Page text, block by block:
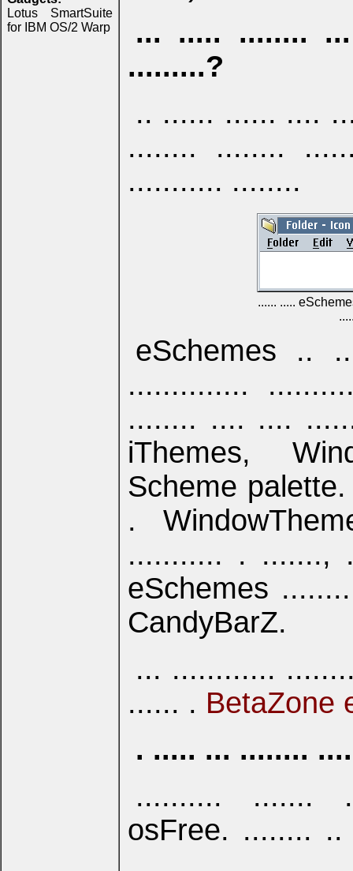
Lotus SmartSuite
for IBM OS/2 Warp
... ..... ........
.........?
.. ...... ...... ....
........ ........
........... ........
...... .....
eSchemes ..
..............
........ .... ....
iThemes,
Scheme
.
........... . .......,
eSchemes
CandyBarZ.
... ............
...... . BetaZone
. ..... ... ........
.......... .......
osFree. ........